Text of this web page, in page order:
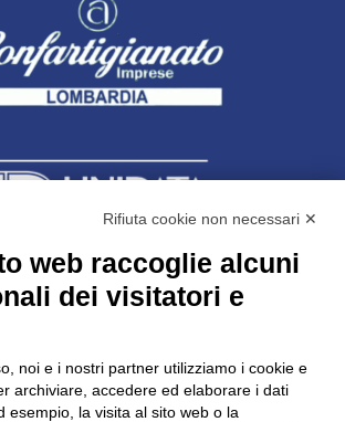
s.r.lcon unico socio
1 - 23100 Sondrio
- N.REA SO-36426
unidata.sondrio@legalmail.it
Rifiuta cookie non necessari ✕
web raccoglie alcuni
dei visitatori e
noi e i nostri partner utilizziamo i cookie e
archiviare, accedere ed elaborare i dati
esempio, la visita al sito web o la